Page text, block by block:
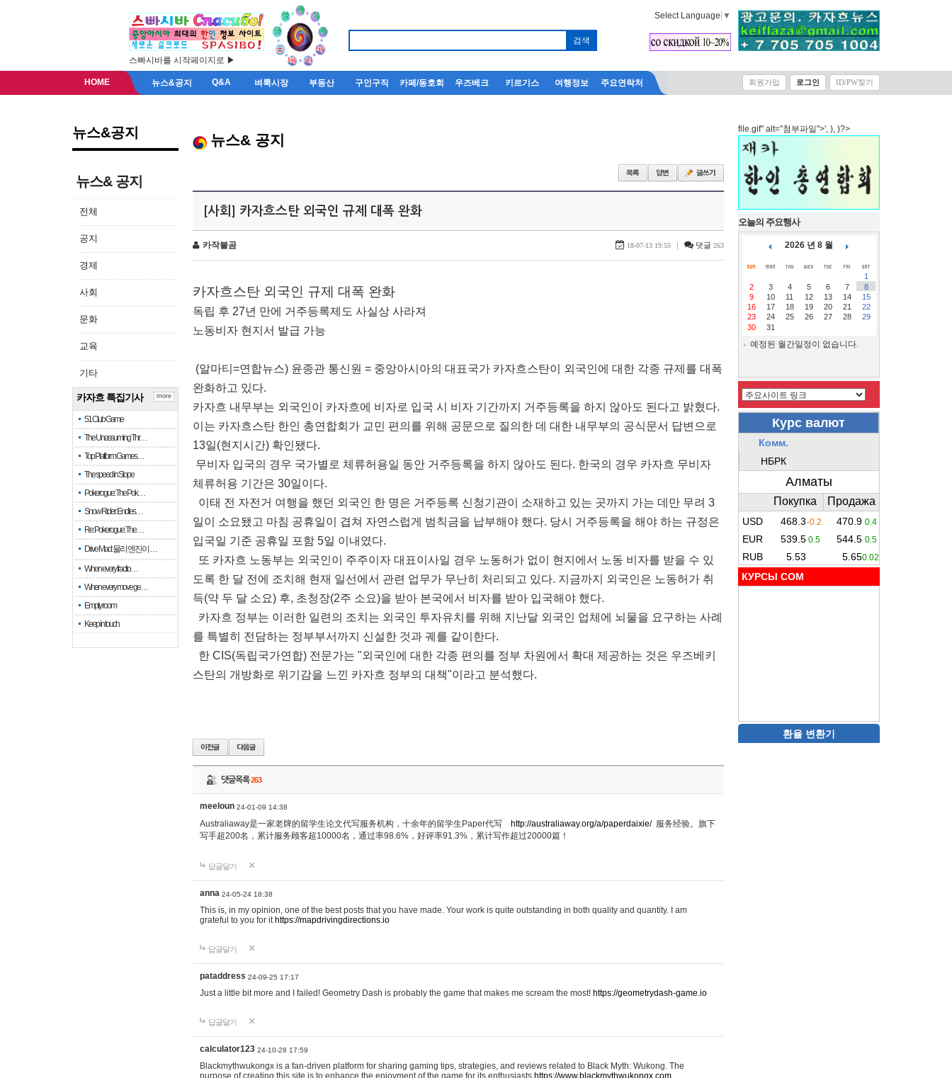
스빠시바를 시작페이지로 ▶
Select Language ▼
HOME 뉴스&공지 Q&A 벼룩시장 부동산 구인구직 카페/동호회 우즈베크 키르기스 여행정보 주요연락처 회원가입 로그인 ID/PW찾기
뉴스&공지
뉴스& 공지
전체
공지
경제
사회
문화
교육
기타
카자흐 특집기사
51 Club Game
The Unassuming Thr…
Top Platform Games…
The speed in Slope
Pokerogue: The Pok…
Snow Rider: Endles…
Re: Pokerogue: The…
Drive Mad: 물리 엔진이 …
When every fractio…
When every move ge…
Empty room
Keep in touch
more
뉴스& 공지
[사회] 카자흐스탄 외국인 규제 대폭 완화
카작불곰 18-07-13 19:55 | 댓글 263
카자흐스탄 외국인 규제 대폭 완화
독립 후 27년 만에 거주등록제도 사실상 사라져
노동비자 현지서 발급 가능
(알마티=연합뉴스) 윤종관 통신원 = 중앙아시아의 대표국가 카자흐스탄이 외국인에 대한 각종 규제를 대폭
완화하고 있다.
카자흐 내무부는 외국인이 카자흐에 비자로 입국 시 비자 기간까지 거주등록을 하지 않아도 된다고 밝혔다.
이는 카자흐스탄 한인 총연합회가 교민 편의를 위해 공문으로 질의한 데 대한 내무부의 공식문서 답변으로
13일(현지시간) 확인됐다.
무비자 입국의 경우 국가별로 체류허용일 동안 거주등록을 하지 않아도 된다. 한국의 경우 카자흐 무비자
체류허용 기간은 30일이다.
이태 전 자전거 여행을 했던 외국인 한 명은 거주등록 신청기관이 소재하고 있는 곳까지 가는 데만 무려 3
일이 소요됐고 마침 공휴일이 겹쳐 자연스럽게 범칙금을 납부해야 했다. 당시 거주등록을 해야 하는 규정은
입국일 기준 공휴일 포함 5일 이내였다.
또 카자흐 노동부는 외국인이 주주이자 대표이사일 경우 노동허가 없이 현지에서 노동 비자를 받을 수 있
도록 한 달 전에 조치해 현재 일선에서 관련 업무가 무난히 처리되고 있다. 지금까지 외국인은 노동허가 취
득(약 두 달 소요) 후, 초청장(2주 소요)을 받아 본국에서 비자를 받아 입국해야 했다.
카자흐 정부는 이러한 일련의 조치는 외국인 투자유치를 위해 지난달 외국인 업체에 뇌물을 요구하는 사례
를 특별히 전담하는 정부부서까지 신설한 것과 궤를 같이한다.
한 CIS(독립국가연합) 전문가는 "외국인에 대한 각종 편의를 정부 차원에서 확대 제공하는 것은 우즈베키
스탄의 개방화로 위기감을 느낀 카자흐 정부의 대책"이라고 분석했다.
댓글목록263
meeloun 24-01-09 14:38
Australiaway是一家老牌的留学生论文代写服务机构，十余年的留学生Paper代写 http://australiaway.org/a/paperdaixie/服务经验。旗下
写手超200名，累计服务顾客超10000名，通过率98.6%，好评率91.3%，累计写作超过20000篇！
답글달기
anna 24-05-24 18:38
This is, in my opinion, one of the best posts that you have made. Your work is quite outstanding in both quality and quantity. I am
grateful to you for it https://mapdrivingdirections.io
답글달기
pataddress 24-09-25 17:17
Just a little bit more and I failed! Geometry Dash is probably the game that makes me scream the most! https://geometrydash-game.io
답글달기
calculator123 24-10-28 17:59
Blackmythwukongx is a fan-driven platform for sharing gaming tips, strategies, and reviews related to Black Myth: Wukong. The
purpose of creating this site is to enhance the enjoyment of the game for its enthusiasts.https://www.blackmythwukongx.com
file.gif" alt="첨부파일">', ), )?>
오늘의 주요행사
2026 년 8 월
1
2
3 4 5 6 7
8
9
10 11 12 13 14
15
16
17 18 19 20 21
22
23
24 25 26 27 28
29
30
31
예정된 월간일정이 없습니다.
КУРСЫ COM
환율 변환기